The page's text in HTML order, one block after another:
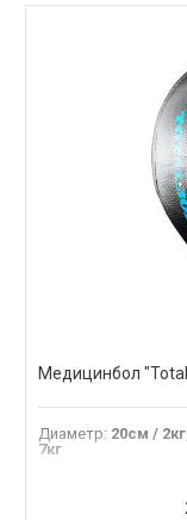
Медицинбол
Диаметр: 20см /
7кг